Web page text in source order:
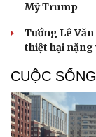
Mỹ Trump
Tướng Lê
thiệt hại nặng
CUỘC